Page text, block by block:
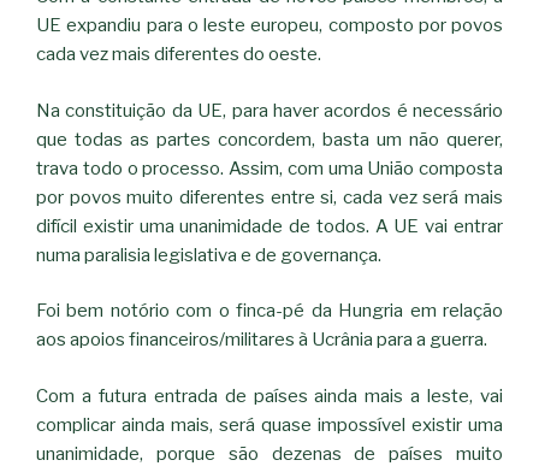
UE expandiu para o leste europeu, composto por povos
cada vez mais diferentes do oeste.
Na constituição da UE, para haver acordos é necessário
que todas as partes concordem, basta um não querer,
trava todo o processo. Assim, com uma União composta
por povos muito diferentes entre si, cada vez será mais
difícil existir uma unanimidade de todos. A UE vai entrar
numa paralisia legislativa e de governança.
Foi bem notório com o finca-pé da Hungria em relação
aos apoios financeiros/militares à Ucrânia para a guerra.
Com a futura entrada de países ainda mais a leste, vai
complicar ainda mais, será quase impossível existir uma
unanimidade, porque são dezenas de países muito